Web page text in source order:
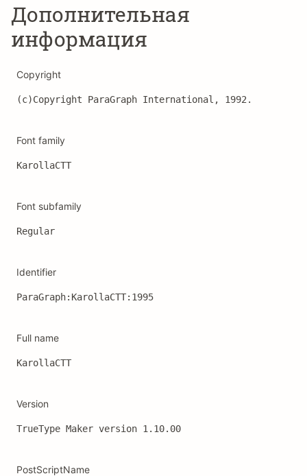
Дополнительная
информация
Copyright
(c)Copyright ParaGraph International, 1992.
Font family
KarollaCTT
Font subfamily
Regular
Identifier
ParaGraph:KarollaCTT:1995
Full name
KarollaCTT
Version
TrueType Maker version 1.10.00
PostScriptName